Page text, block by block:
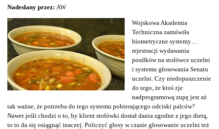
Nadesłany przez: AW
Wojskowa Akademia
Techniczna zamówiła
biometryczne systemy…
rejestracji wydawania
posiłków na stołówce uczelni
i systemu głosowania Senatu
uczelni. Czy niedopuszczenie
do tego, że ktoś zje
nadprogramową zupę jest aż
tak ważne, że potrzeba do tego systemu pobierającego odciski palców?
Nawet jeśli chodzi o to, by klient stołówki dostał dania zgodne z jego dietą,
to to da się osiągnąć inaczej. Policzyć głosy w czasie głosowanie uczelni też